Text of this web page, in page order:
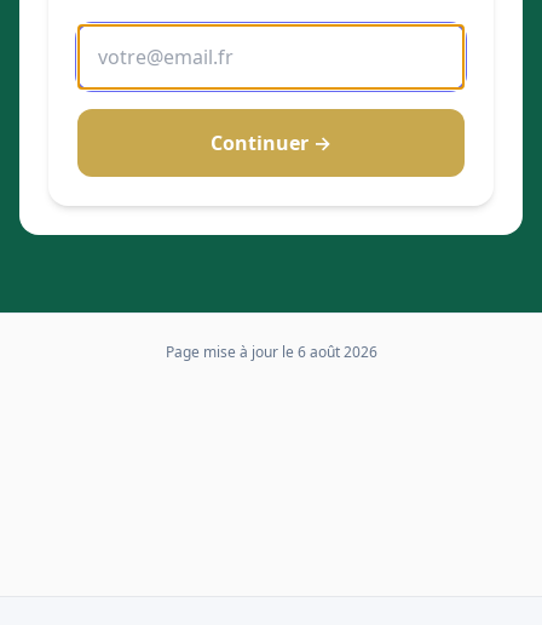
Continuer →
Page mise à jour le 6 août 2026